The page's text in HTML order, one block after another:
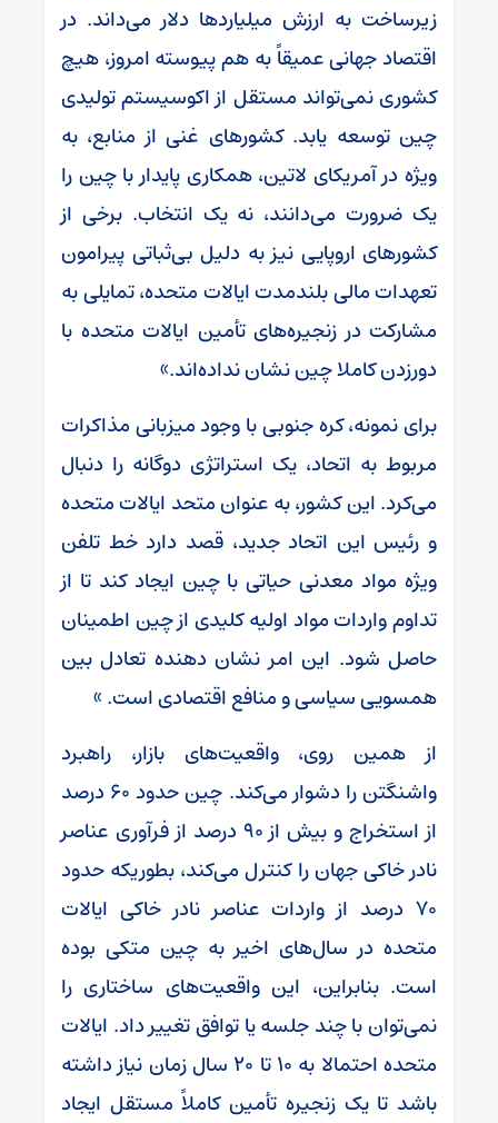
زیرساخت به ارزش میلیاردها دلار می‌داند. در
اقتصاد جهانی عمیقاً به هم پیوسته امروز، هیچ
کشوری نمی‌تواند مستقل از اکوسیستم تولیدی
چین توسعه یابد. کشورهای غنی از منابع، به
ویژه در آمریکای لاتین، همکاری پایدار با چین را
یک ضرورت می‌دانند، نه یک انتخاب. برخی از
کشورهای اروپایی نیز به دلیل بی‌ثباتی پیرامون
تعهدات مالی بلندمدت ایالات متحده، تمایلی به
مشارکت در زنجیره‌های تأمین ایالات متحده با
دورزدن کاملا چین نشان نداده‌اند.»
برای نمونه، کره جنوبی با وجود میزبانی مذاکرات
مربوط به اتحاد، یک استراتژی دوگانه را دنبال
می‌کرد. این کشور، به عنوان متحد ایالات متحده
و رئیس این اتحاد جدید، قصد دارد خط تلفن
ویژه مواد معدنی حیاتی با چین ایجاد کند تا از
تداوم واردات مواد اولیه کلیدی از چین اطمینان
حاصل شود. این امر نشان دهنده تعادل بین
همسویی سیاسی و منافع اقتصادی است. »
از همین روی، واقعیت‌های بازار، راهبرد
واشنگتن را دشوار می‌کند. چین حدود ۶۰ درصد
از استخراج و بیش از ۹۰ درصد از فرآوری عناصر
نادر خاکی جهان را کنترل می‌کند، بطوریکه حدود
۷۰ درصد از واردات عناصر نادر خاکی ایالات
متحده در سال‌های اخیر به چین متکی بوده
است. بنابراین، این واقعیت‌های ساختاری را
نمی‌توان با چند جلسه یا توافق تغییر داد. ایالات
متحده احتمالا به ۱۰ تا ۲۰ سال زمان نیاز داشته
باشد تا یک زنجیره تأمین کاملاً مستقل ایجاد